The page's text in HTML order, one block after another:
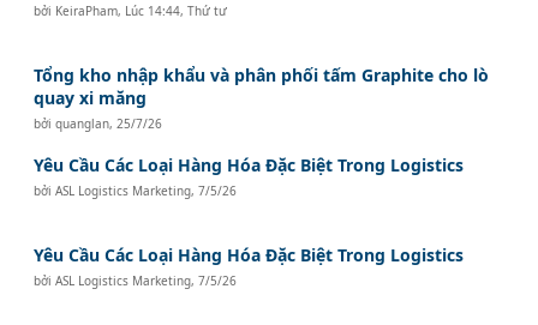
bởi KeiraPham, Lúc 14:44, Thứ tư
Tổng kho nhập khẩu và phân phối tấm Graphite cho lò
quay xi măng
bởiquanglan, 25/7/26
Yêu Cầu Các Loại Hàng Hóa Đặc Biệt Trong Logistics
bởiASL Logistics Marketing,7/5/26
Yêu Cầu Các Loại Hàng Hóa Đặc Biệt Trong Logistics
bởiASL Logistics Marketing,7/5/26